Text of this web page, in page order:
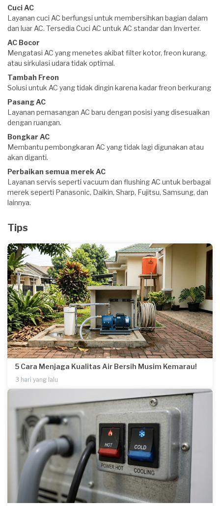
Cuci AC
Layanan cuci AC berfungsi untuk membersihkan bagian dalam
dan luar AC. Tersedia Cuci AC untuk AC standar dan Inverter.
AC Bocor
Mengatasi AC yang menetes akibat filter kotor, freon kurang,
atau sirkulasi udara tidak optimal.
Tambah Freon
Solusi untuk AC yang tidak dingin karena kadar freon berkurang
Pasang AC
Layanan pemasangan AC baru dengan posisi yang disesuaikan
dengan ruangan.
Bongkar AC
Membantu pembongkaran AC yang tidak lagi digunakan atau
akan diganti.
Perbaikan semua merek AC
Layanan servis seperti vacuum dan flushing AC untuk berbagai
merek seperti Panasonic, Daikin, Sharp, Fujitsu, Samsung, dan
lainnya.
Tips
5 Cara Menjaga Kualitas Air Bersih Musim Kemarau!
3 hari yang lalu